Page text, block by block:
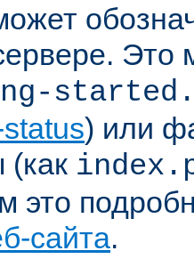
Это
) или
(как
это
сайта.